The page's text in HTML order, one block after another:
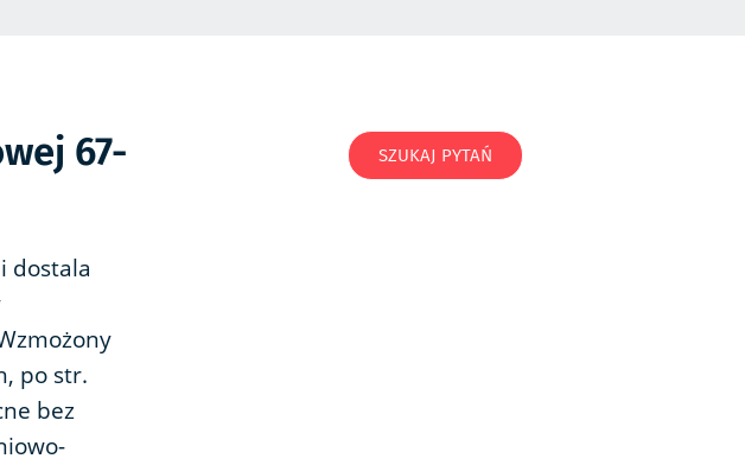
67-
dostala
po str.
bez
SZUKAJ PYTAŃ